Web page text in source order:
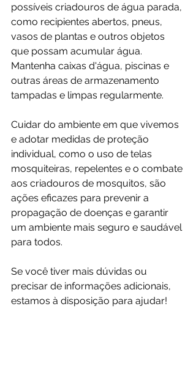
possíveis criadouros de água parada,
como recipientes abertos, pneus,
vasos de plantas e outros objetos
que possam acumular água.
Mantenha caixas d'água, piscinas e
outras áreas de armazenamento
tampadas e limpas regularmente.
Cuidar do ambiente em que vivemos
e adotar medidas de proteção
individual, como o uso de telas
mosquiteiras, repelentes e o combate
aos criadouros de mosquitos, são
ações eficazes para prevenir a
propagação de doenças e garantir
um ambiente mais seguro e saudável
para todos.
Se você tiver mais dúvidas ou
precisar de informações adicionais,
estamos à disposição para ajudar!